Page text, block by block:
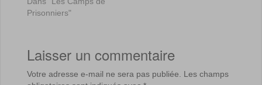
Prisonniers"
Laisser un commentaire
Votre adresse e-mail ne sera pas publiée.
Les champs